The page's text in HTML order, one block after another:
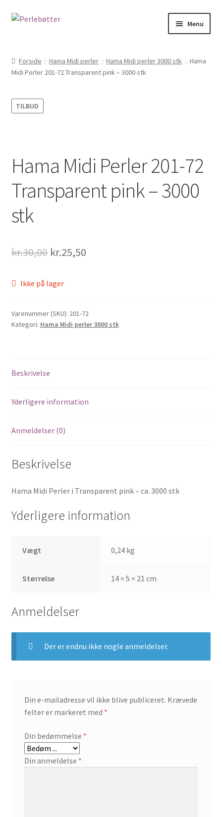
Spring
Spring
Menu
Kasse
Kontakt
PERSONDATAPOLITIK HOS JULIE PEDERSEN
Forside Hama Midi perler Hama Midi perler 3000 stk
Hama
Midi Perler 201-72 Transparent pink – 3000 stk
TILBUD
Hama Midi Perler 201-72
Transparent pink – 3000
stk
kr.30,00 Original
was:
kr.25,50Current
Ikke på lager
Varenummer (SKU): 201-72
Kategori: Hama Midi perler 3000 stk
Beskrivelse
Yderligere information
Anmeldelser (0)
Beskrivelse
Hama Midi Perler i Transparent pink – ca. 3000 stk
Yderligere information
Vægt 0,24 kg
Størrelse 14 × 5 × 21 cm
Anmeldelser
Der er endnu ikke nogle anmeldelser.
Din e-mailadresse vil ikke blive publiceret. Krævede
felter er markeret med *
Din bedømmelse *
Din anmeldelse *